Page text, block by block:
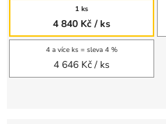
1 ks
4 840 Kč / ks
4 a více ks = sleva 4 %
4 646 Kč / ks